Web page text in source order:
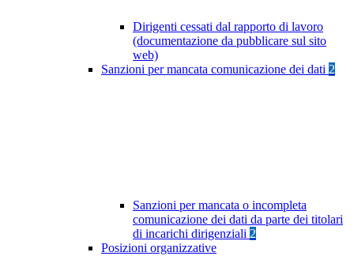
Dirigenti cessati dal rapporto di lavoro
(documentazione da pubblicare sul sito
web)
Sanzioni per mancata comunicazione dei dati 2
Sanzioni per mancata o incompleta
comunicazione dei dati da parte dei titolari
di incarichi dirigenziali 2
Posizioni organizzative